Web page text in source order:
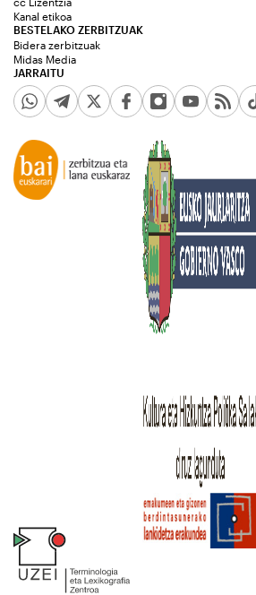
JARRAITU
Kanal etikoa
BESTELAKO ZERBITZUAK
Bidera zerbitzuak
Midas Media